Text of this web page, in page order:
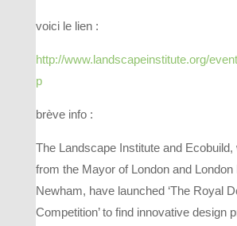
voici le lien :
http://www.landscapeinstitute.org/
p
brève info :
The Landscape Institute and Ecobuild,
from the Mayor of London and London
Newham, have launched ‘The Royal
Competition’ to find innovative design